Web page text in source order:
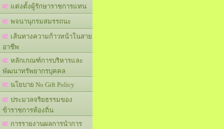
แต่งตั้งผู้รักษาราชการแทน
พจนานุกรมสมรรถนะ
เส้นทางความก้าวหน้าในสาย
อาชีพ
หลักเกณฑ์การบริหารและ
พัฒนาทรัพยากรบุคคล
นโยบาย No Gift Policy
ประมวลจริยธรรมของ
ข้าราชการท้องถิ่น
การรายงานผลการนำการ